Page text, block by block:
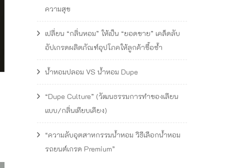
ความสุข
เปลี่ยน “กลิ่นหอม” ให้เป็น “ยอดขาย” เคล็ดลับ
อัปเกรดผลิตภัณฑ์อุปโภคให้ลูกค้าซื้อซ้ำ
น้ำหอมปลอม VS น้ำหอม Dupe
“Dupe Culture” (วัฒนธรรมการทำของเลียน
แบบ/กลิ่นเทียบเคียง)
“ความลับอุตสาหกรรมน้ำหอม วิธีเลือกน้ำหอม
รถยนต์เกรด Premium”